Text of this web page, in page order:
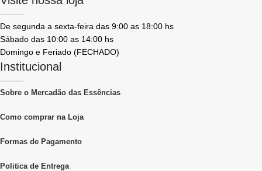
De segunda a sexta-feira das 9:00 as 18:00 hs
Sábado das 10:00 as 14:00 hs
Domingo e Feriado (FECHADO)
Institucional
Sobre o Mercadão das Essências
Como comprar na Loja
Formas de Pagamento
Politica de Entrega